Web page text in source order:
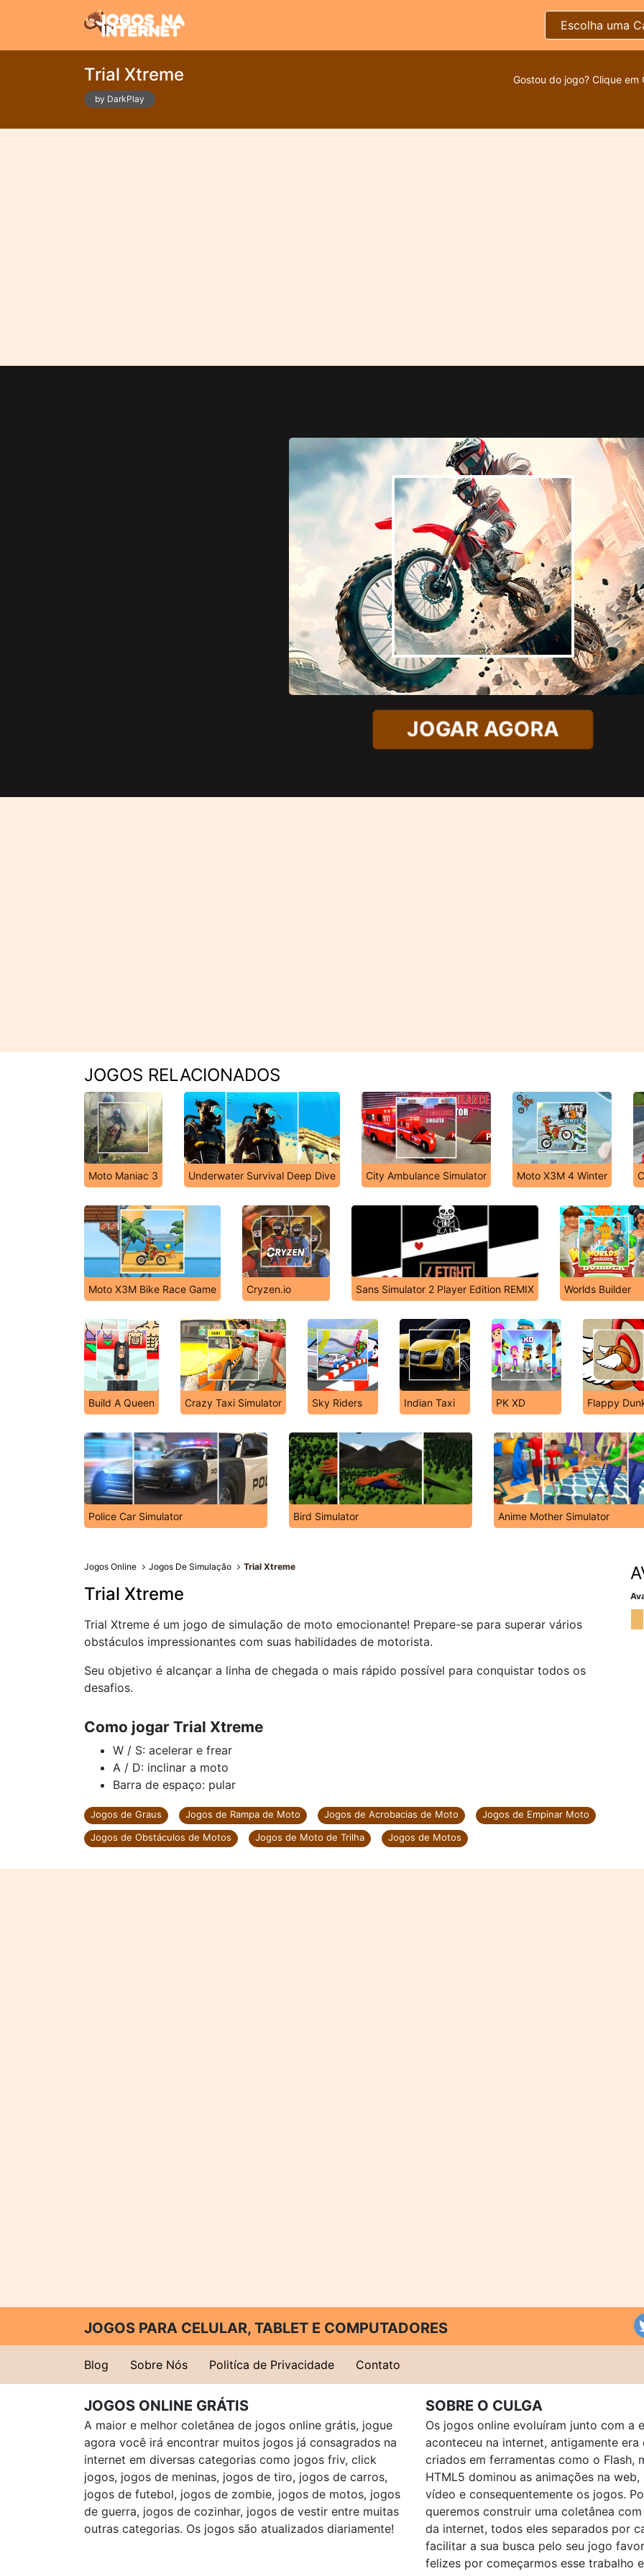
Escolha uma
Trial Xtreme
by DarkPlay
Gostou do jogo? Clique em
JOGAR AGORA
JOGOS RELACIONADOS
Moto Maniac 3 Underwater Survival Deep Dive City Ambulance Simulator Moto X3M 4 Winter
Moto X3M Bike Race Game Cryzen.io Sans Simulator 2 Player Edition REMIX Worlds Builder
Build A Queen Crazy Taxi Simulator Sky Riders Indian Taxi PK XD Flappy
Police Car Simulator Bird Simulator Anime Mother Simulator
Jogos Online Jogos De Simulação Trial Xtreme
Trial Xtreme
Trial Xtreme é um jogo de simulação de moto emocionante! Prepare-se para superar vários
obstáculos impressionantes com suas habilidades de motorista.
Seu objetivo é alcançar a linha de chegada o mais rápido possível para conquistar todos os
desafios.
Como jogar Trial Xtreme
W / S: acelerar e frear
A / D: inclinar a moto
Barra de espaço: pular
Jogos de Graus Jogos de Rampa de Moto Jogos de Acrobacias de Moto
Jogos de Empinar Moto
Jogos de Obstáculos de Motos
Jogos de Moto de Trilha Jogos de Motos
JOGOS PARA CELULAR, TABLET E COMPUTADORES
Blog Sobre Nós Politíca de Privacidade Contato
JOGOS ONLINE GRÁTIS
A maior e melhor coletânea de jogos online grátis, jogue
agora você irá encontrar muitos jogos já consagrados na
internet em diversas categorias como jogos friv, click
jogos, jogos de meninas, jogos de tiro, jogos de carros,
jogos de futebol, jogos de zombie, jogos de motos, jogos
de guerra, jogos de cozinhar, jogos de vestir entre muitas
outras categorias. Os jogos são atualizados diariamente!
SOBRE O CULGA
Os jogos online evoluíram junto com a
aconteceu na internet, antigamente
criados em ferramentas como o Flash,
HTML5 dominou as animações na
vídeo e consequentemente os jogos.
queremos construir uma coletânea
da internet, todos eles separados por
facilitar a sua busca pelo seu jogo
felizes por começarmos esse trabalho